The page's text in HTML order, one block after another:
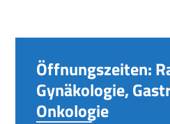
Öffnungszeiten:
Gynäkologie,
Onkologie